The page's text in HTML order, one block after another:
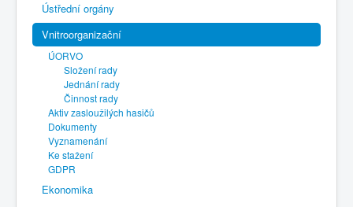
Výhody pro členy
Portál REDENOX
Ústřední orgány
Vnitroorganizační
ÚORVO
Složení rady
Jednání rady
Činnost rady
Aktiv zasloužilých hasičů
Dokumenty
Vyznamenání
Ke stažení
GDPR
Ekonomika